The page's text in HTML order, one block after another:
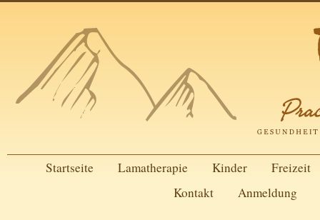
Startseite Lamatherapie Kinder
Freizeit
Kontakt
Anmeldung